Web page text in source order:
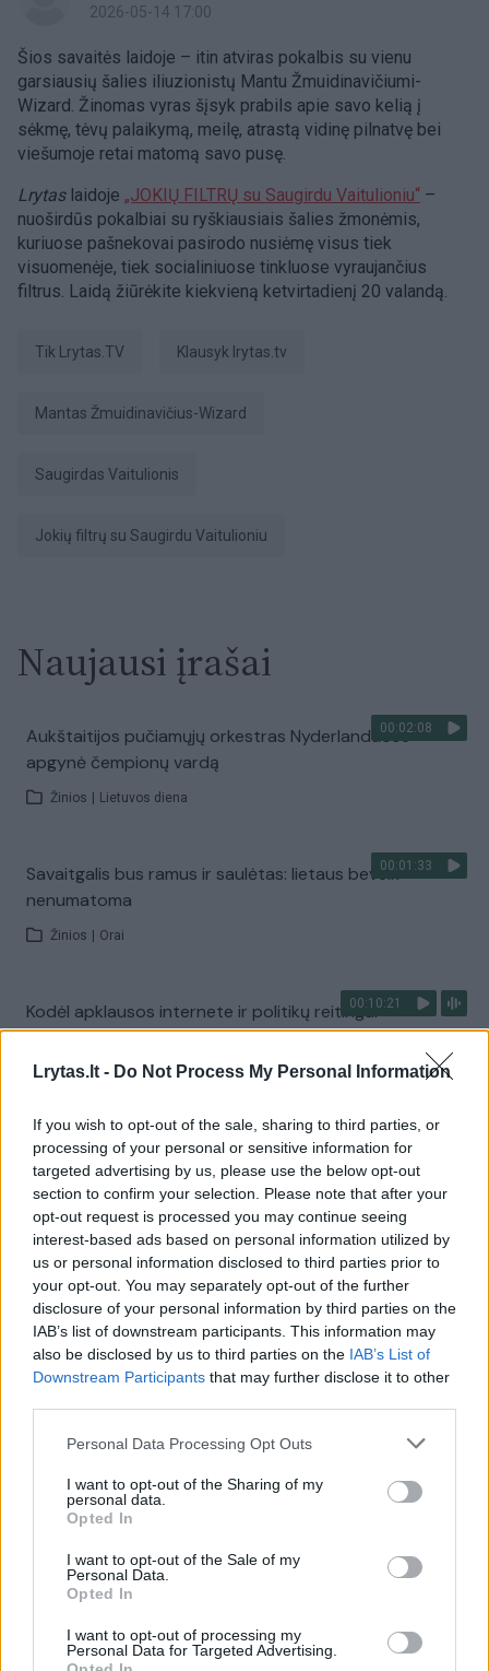
Lrytas.lt - Do Not Process My Personal Information
If you wish to opt-out of the sale, sharing to third parties, or
processing of your personal or sensitive information for
targeted advertising by us, please use the below opt-out
section to confirm your selection. Please note that after your
opt-out request is processed you may continue seeing
interest-based ads based on personal information utilized by
us or personal information disclosed to third parties prior to
your opt-out. You may separately opt-out of the further
disclosure of your personal information by third parties on the
IAB’s list of downstream participants. This information may
also be disclosed by us to third parties on the IAB’s List of
Downstream Participants that may further disclose it to other
Personal Data Processing Opt Outs
I want to opt-out of the Sharing of my
personal data.
Opted In
I want to opt-out of the Sale of my
Personal Data.
Opted In
I want to opt-out of processing my
Personal Data for Targeted Advertising.
2026-05-14 17:00
Šios savaitės laidoje – itin atviras pokalbis su vienu
garsiausių šalies iliuzionistų Mantu Žmuidinavičiumi-
Wizard. Žinomas vyras šįsyk prabils apie savo kelią į
sėkmę, tėvų palaikymą, meilę, atrastą vidinę pilnatvę bei
viešumoje retai matomą savo pusę.
Lrytas laidoje „JOKIŲ FILTRŲ su Saugirdu Vaitulioniu“ –
nuoširdūs pokalbiai su ryškiausiais šalies žmonėmis,
kuriuose pašnekovai pasirodo nusiėmę visus tiek
visuomenėje, tiek socialiniuose tinkluose vyraujančius
filtrus. Laidą žiūrėkite kiekvieną ketvirtadienį 20 valandą.
tik Lrytas.TV Klausyk lrytas.tv
Mantas Žmuidinavičius-Wizard
Saugirdas Vaitulionis
Jokių filtrų su Saugirdu Vaitulioniu
Naujausi įrašai
00:02:08
Aukštaitijos pučiamųjų orkestras Nyderlanduose
apgynė čempionų vardą
Žinios Lietuvos diena
00:01:33
Savaitgalis bus ramus ir saulėtas: lietaus beveik
nenumatoma
Žinios Orai
00:10:21
Kodėl apklausos internete ir politikų reitingai
tarprinkiminiu laikotarpiu dažnai nieko nereiškia?
Laidos | Informacinis skydas
00:15:25
Ruošiantis naujiems mokslo metams – vaikų teisių
tarnybos primena: štai apie ką būtina pasikalbėti
Laidos | Nauja diena
Visi įrašai
Žiūrimiausi įrašai
vaiko gyvybių išgelbėti nepavyko
Žinios | Lietuvos diena
Savaitės vidurys nusimato karštas: temperatūra kils iki
32 laipsnių šilumos
Žinios | Orai